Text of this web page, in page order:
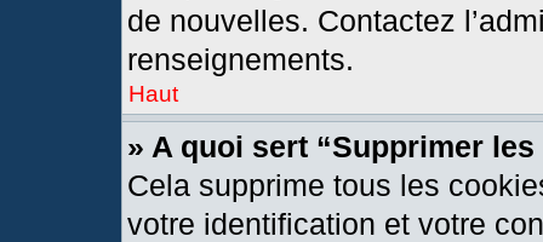
de nouvelles. Contactez
renseignements.
Haut
» A quoi sert “Supprimer
Cela supprime tous les
votre identification et votre